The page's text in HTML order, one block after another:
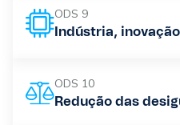
ODS 9
Indústria,
ODS 10
Redução das